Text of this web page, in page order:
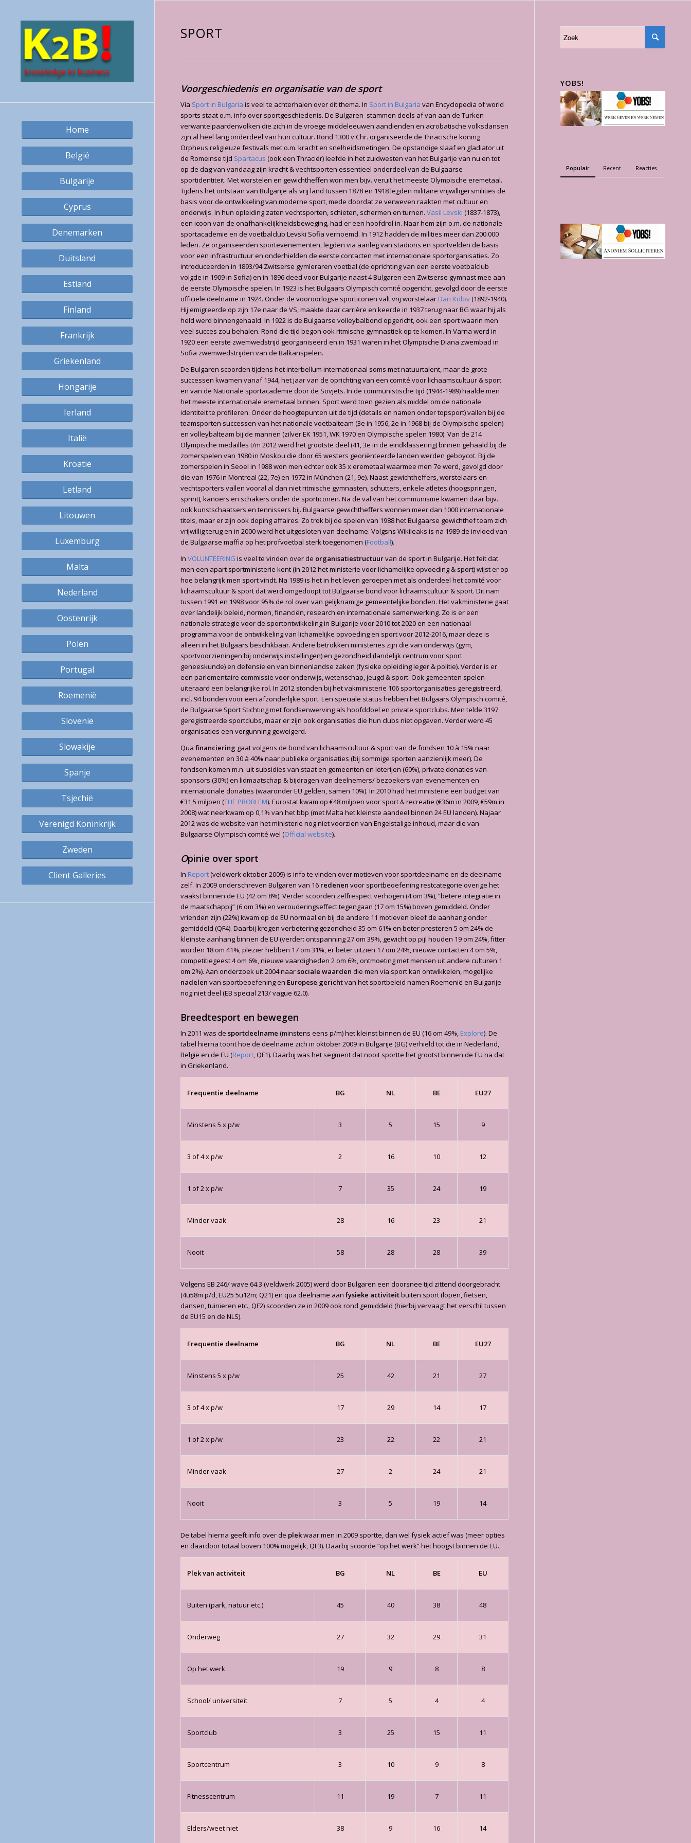
Home
België
Bulgarije
Cyprus
Denemarken
Duitsland
Estland
Finland
Frankrijk
Griekenland
Hongarije
Ierland
Italië
Kroatië
Letland
Litouwen
Luxemburg
Malta
Nederland
Oostenrijk
Polen
Portugal
Roemenië
Slovenië
Slowakije
Spanje
Tsjechië
Verenigd Koninkrijk
Zweden
Client Galleries
SPORT
Voorgeschiedenis en organisatie van de sport
Via Sport in Bulgaria is veel te achterhalen over dit thema. In Sport in Bulgaria van Encyclopedia of world
sports staat o.m. info over sportgeschiedenis. De Bulgaren stammen deels af van aan de Turken
verwante paardenvolken die zich in de vroege middeleeuwen aandienden en acrobatische volksdansen
zijn al heel lang onderdeel van hun cultuur. Rond 1300 v Chr. organiseerde de Thracische koning
Orpheus religieuze festivals met o.m. kracht en snelheidsmetingen. De opstandige slaaf en gladiator uit
de Romeinse tijd Spartacus (ook een Thraciër) leefde in het zuidwesten van het Bulgarije van nu en tot
op de dag van vandaag zijn kracht & vechtsporten essentieel onderdeel van de Bulgaarse
sportidentiteit. Met worstelen en gewichtheffen won men bijv. veruit het meeste Olympische eremetaal.
Tijdens het ontstaan van Bulgarije als vrij land tussen 1878 en 1918 legden militaire vrijwilligersmilities de
basis voor de ontwikkeling van moderne sport, mede doordat ze verweven raakten met cultuur en
onderwijs. In hun opleiding zaten vechtsporten, schieten, schermen en turnen. Vasil Levski (1837-1873),
een icoon van de onafhankelijkheidsbeweging, had er een hoofdrol in. Naar hem zijn o.m. de nationale
sportacademie en de voetbalclub Levski Sofia vernoemd. In 1912 hadden de milities meer dan 200.000
leden. Ze organiseerden sportevenementen, legden via aanleg van stadions en sportvelden de basis
voor een infrastructuur en onderhielden de eerste contacten met internationale sportorganisaties. Zo
introduceerden in 1893/94 Zwitserse gymleraren voetbal (de oprichting van een eerste voetbalclub
volgde in 1909 in Sofia) en in 1896 deed voor Bulgarije naast 4 Bulgaren een Zwitserse gymnast mee aan
de eerste Olympische spelen. In 1923 is het Bulgaars Olympisch comité opgericht, gevolgd door de eerste
officiële deelname in 1924. Onder de vooroorlogse sporticonen valt vrij worstelaarDan Kolov(1892-1940).
Hij emigreerde op zijn 17e naar de VS, maakte daar carrière en keerde in 1937 terug naar BG waar hij als
held werd binnengehaald. In 1922 is de Bulgaarse volleybalbond opgericht, ook een sport waarin men
veel succes zou behalen. Rond die tijd begon ook ritmische gymnastiek op te komen. In Varna werd in
1920 een eerste zwemwedstrijd georganiseerd en in 1931 waren in het Olympische Diana zwembad in
Sofia zwemwedstrijden van de Balkanspelen.
De Bulgaren scoorden tijdens het interbellum internationaal soms met natuurtalent, maar de grote
successen kwamen vanaf 1944, het jaar van de oprichting van een comité voor lichaamscultuur & sport
en van de Nationale sportacademie door de Sovjets. In de communistische tijd (1944-1989) haalde men
het meeste internationale eremetaal binnen. Sport werd toen gezien als middel om de nationale
identiteit te profileren. Onder de hoogtepunten uit de tijd (details en namen onder topsport) vallen bij de
teamsporten successen van het nationale voetbalteam (3e in 1956, 2e in 1968 bij de Olympische spelen)
en volleybalteam bij de mannen (zilver EK 1951, WK 1970 en Olympische spelen 1980). Van de 214
Olympische medailles t/m 2012 werd het grootste deel (41, 3e in de eindklassering) binnen gehaald bij de
zomerspelen van 1980 in Moskou die door 65 westers georiënteerde landen werden geboycot. Bij de
zomerspelen in Seoel in 1988 won men echter ook 35 x eremetaal waarmee men 7e werd, gevolgd door
die van 1976 in Montreal (22, 7e) en 1972 in München (21, 9e). Naast gewichtheffers, worstelaars en
vechtsporters vallen vooral al dan niet ritmische gymnasten, schutters, enkele atletes (hoogspringen,
sprint), kanoërs en schakers onder de sporticonen. Na de val van het communisme kwamen daar bijv.
ook kunstschaatsers en tennissers bij. Bulgaarse gewichtheffers wonnen meer dan 1000 internationale
titels, maar er zijn ook doping affaires. Zo trok bij de spelen van 1988 het Bulgaarse gewichthef team zich
vrijwillig terug en in 2000 werd het uitgesloten van deelname. Volgsns Wikileaks is na 1989 de invloed van
de Bulgaarse maffia op het profvoetbal sterk toegenomen (Football).
In VOLUNTEERING is veel te vinden over de organisatiestructuurvan de sport in Bulgarije. Het feit dat
men een apart sportministerie kent (in 2012 het ministerie voor lichamelijke opvoeding & sport) wijst er op
hoe belangrijk men sport vindt. Na 1989 is het in het leven geroepen met als onderdeel het comité voor
lichaamscultuur & sport dat werd omgedoopt tot Bulgaarse bond voor lichaamscultuur & sport. Dit nam
tussen 1991 en 1998 voor 95% de rol over van gelijknamige gemeentelijke bonden. Het vakministerie gaat
over landelijk beleid, normen, financiën, research en internationale samenwerking. Zo is er een
nationale strategie voor de sportontwikkeling in Bulgarije voor 2010 tot 2020 en een nationaal
programma voor de ontwikkeling van lichamelijke opvoeding en sport voor 2012-2016, maar deze is
alleen in het Bulgaars beschikbaar. Andere betrokken ministeries zijn die van onderwijs (gym,
sportvoorzieningen bij onderwijs instellingen) en gezondheid (landelijk centrum voor sport
geneeskunde) en defensie en van binnenlandse zaken (fysieke opleiding leger & politie). Verder is er
een parlementaire commissie voor onderwijs, wetenschap, jeugd & sport. Ook gemeenten spelen
uiteraard een belangrijke rol. In 2012 stonden bij het vakministerie 106 sportorganisaties geregistreerd,
incl. 94 bonden voor een afzonderlijke sport. Een speciale status hebben het Bulgaars Olympisch comité,
de Bulgaarse Sport Stichting met fondsenwerving als hoofddoel en private sportclubs. Men telde 3197
geregistreerde sportclubs, maar er zijn ook organisaties die hun clubs niet opgaven. Verder werd 45
organisaties een vergunning geweigerd.
Qua financiering gaat volgens de bond van lichaamscultuur & sport van de fondsen 10 à 15% naar
evenementen en 30 à 40% naar publieke organisaties (bij sommige sporten aanzienlijk meer). De
fondsen komen m.n. uit subsidies van staat en gemeenten en loterijen (60%), private donaties van
sponsors (30%) en lidmaatschap & bijdragen van deelnemers/ bezoekers van evenementen en
internationale donaties (waaronder EU gelden, samen 10%). In 2010 had het ministerie een budget van
€31,5 miljoen (THE PROBLEM). Eurostat kwam op €48 miljoen voor sport & recreatie (€36m in 2009, €59m in
2008) wat neerkwam op 0,1% van het bbp (met Malta het kleinste aandeel binnen 24 EU landen). Najaar
2012 was de website van het ministerie nog niet voorzien van Engelstalige inhoud, maar die van
Bulgaarse Olympisch comité wel (Official website).
Opinie over sport
In Report(veldwerk oktober 2009) is info te vinden over motieven voor sportdeelname en de deelname
zelf. In 2009 onderschreven Bulgaren van 16 redenen voor sportbeoefening restcategorie overige het
vaakst binnen de EU (42 om 8%). Verder scoorden zelfrespect verhogen (4 om 3%), “betere integratie in
de maatschappij” (6 om 3%) en verouderingseffect tegengaan (17 om 15%) boven gemiddeld. Onder
vrienden zijn (22%) kwam op de EU normaal en bij de andere 11 motieven bleef de aanhang onder
gemiddeld (QF4). Daarbij kregen verbetering gezondheid 35 om 61% en beter presteren 5 om 24% de
kleinste aanhang binnen de EU (verder: ontspanning 27 om 39%, gewicht op pijl houden 19 om 24%, fitter
worden 18 om 41%, plezier hebben 17 om 31%, er beter uitzien 17 om 24%, nieuwe contacten 4 om 5%,
competitiegeest 4 om 6%, nieuwe vaardigheden 2 om 6%, ontmoeting met mensen uit andere culturen 1
om 2%). Aan onderzoek uit 2004 naarsociale waarden die men via sport kan ontwikkelen, mogelijke
nadelen van sportbeoefening en Europese gerichtvan het sportbeleid namen Roemenië en Bulgarije
nog niet deel (EB special 213/ vague 62.0).
Breedtesport en bewegen
In 2011 was de sportdeelname (minstens eens p/m) het kleinst binnen de EU (16 om 49%,Explore). De
tabel hierna toont hoe de deelname zich in oktober 2009 in Bulgarije (BG) verhield tot die in Nederland,
België en de EU (Report, QF1). Daarbij was het segment dat nooit sportte het grootst binnen de EU na dat
in Griekenland.
Frequentie deelname BG NL BE EU27
Minstens 5 x p/w 3 5 15 9
3 of 4 x p/w 2 16 10 12
1 of 2 x p/w 7 35 24 19
Minder vaak 28 16 23 21
Nooit 58 28 28 39
Volgens EB 246/ wave 64.3 (veldwerk 2005) werd door Bulgaren een doorsnee tijd zittend doorgebracht
(4u58m p/d, EU25 5u12m; Q21) en qua deelname aan fysieke activiteitbuiten sport (lopen, fietsen,
dansen, tuinieren etc., QF2) scoorden ze in 2009 ook rond gemiddeld (hierbij vervaagt het verschil tussen
de EU15 en de NLS).
Frequentie deelname BG NL BE EU27
Minstens 5 x p/w 25 42 21 27
3 of 4 x p/w 17 29 14 17
1 of 2 x p/w 23 22 22 21
Minder vaak 27 2 24 21
Nooit 3 5 19 14
De tabel hierna geeft info over de plekwaar men in 2009 sportte, dan wel fysiek actief was (meer opties
en daardoor totaal boven 100% mogelijk, QF3). Daarbij scoorde “op het werk” het hoogst binnen de EU.
Plek van activiteit BG NL BE EU
Buiten (park, natuur etc.) 45 40 38 48
Onderweg 27 32 29 31
Op het werk 19 9 8 8
School/ universiteit 7 5 4 4
Sportclub 3 25 15 11
Sportcentrum 3 10 9 8
Fitnesscentrum 11 19 7 11
Elders/weet niet 38 9 16 14
YOBS!
Populair Recent Reacties